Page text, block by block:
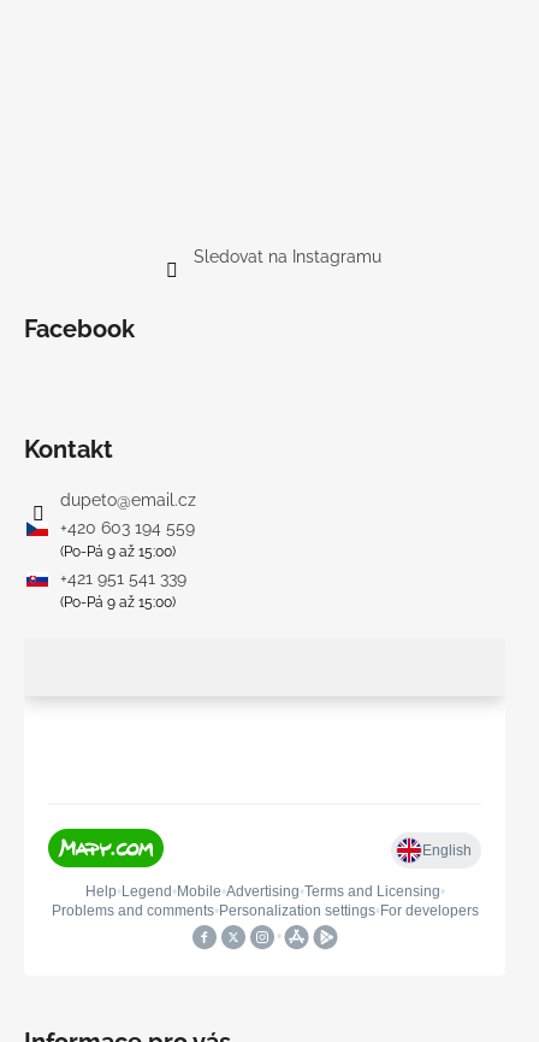
Sledovat na Instagramu
Facebook
Kontakt
dupeto@email.cz
+420 603 194 559
(Po-Pá 9 až 15:00)
+421 951 541 339
(Po-Pá 9 až 15:00)